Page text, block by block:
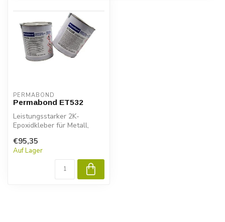
PERMABOND
Permabond ET532
Leistungsstarker 2K-
Epoxidkleber für Metall,
Kunststoffe. Permab...
€95,35
Auf Lager